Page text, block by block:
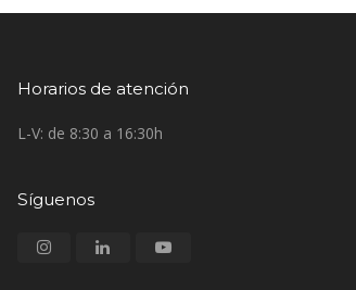
Horarios de atención
L-V: de 8:30 a 16:30h
Síguenos
InstagramLinkedInYoutube